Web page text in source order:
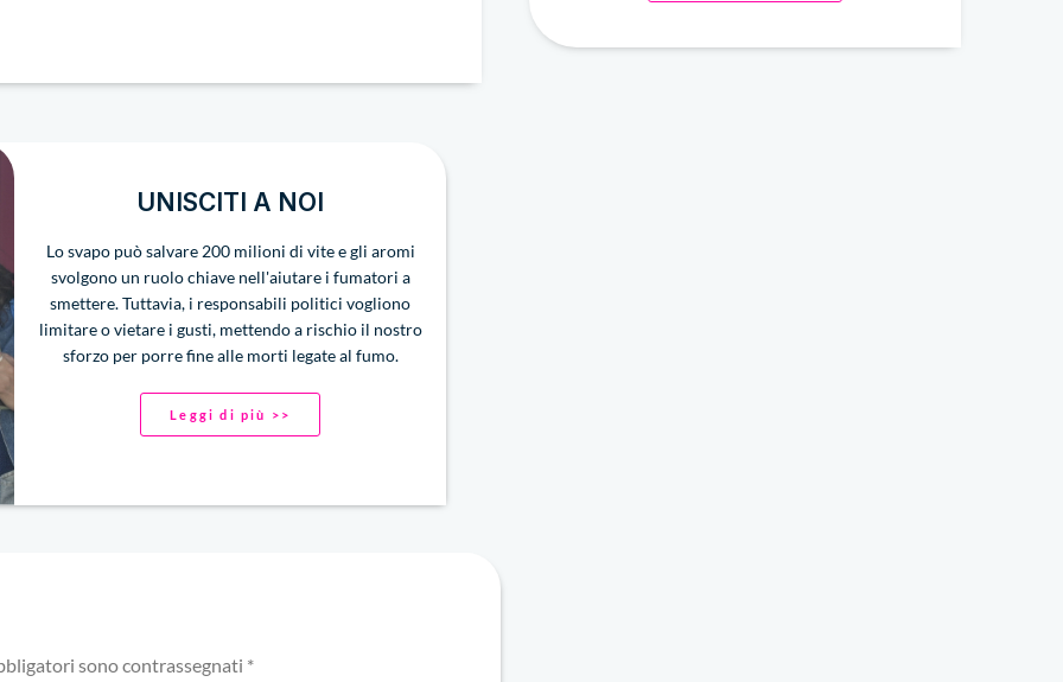
UNISCITI A NOI
Lo svapo può salvare 200 milioni di vite e gli aromi
svolgono un ruolo chiave nell'aiutare i fumatori a
smettere. Tuttavia, i responsabili politici vogliono
limitare o vietare i gusti, mettendo a rischio il nostro
sforzo per porre fine alle morti legate al fumo.
Leggi di più >>
sono contrassegnati *